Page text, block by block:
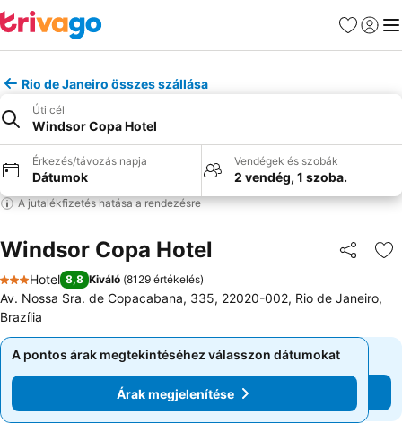
Kedvencek
Rio de Janeiro összes szállása
Úti cél
Windsor Copa Hotel
Érkezés/távozás napja
Dátumok
Vendégek és szobák
2 vendég, 1 szoba.
A jutalékfizetés hatása a rendezésre
Windsor Copa Hotel
3 Kategória
Hotel 8,8 Kiváló (8129 értékelés)
Av. Nossa Sra. de Copacabana, 335, 22020-002, Rio de Janeiro,
Brazília
A pontos árak megtekintéséhez válasszon dátumokat
Árak megjelenítése
A pontos árak megtekintéséhez válasszon dátumokat
Árak megjelenítése